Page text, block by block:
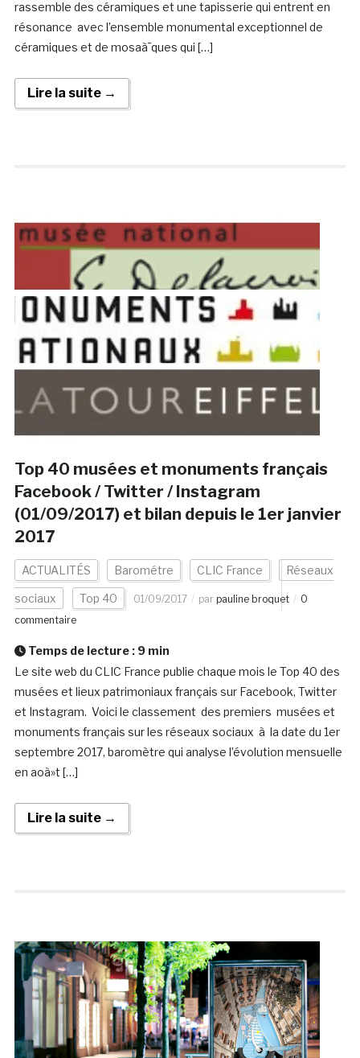
rassemble des céramiques et une tapisserie qui entrent en
résonance avec l’ensemble monumental exceptionnel de
céramiques et de mosaà¯ques qui […]
Lire la suite →
Top 40 musées et monuments français
Facebook / Twitter / Instagram
(01/09/2017) et bilan depuis le 1er janvier
2017
ACTUALITÉS Barométre CLIC France Réseaux
sociaux Top 40 01/09/2017 par pauline broquet
0
commentaire
Temps de lecture : 9 min
Le site web du CLIC France publie chaque mois le Top 40 des
musées et lieux patrimoniaux français sur Facebook, Twitter
et Instagram. Voici le classement des premiers musées et
monuments français sur les réseaux sociaux à la date du 1er
septembre 2017, baromètre qui analyse l’évolution mensuelle
en aoà»t […]
Lire la suite →